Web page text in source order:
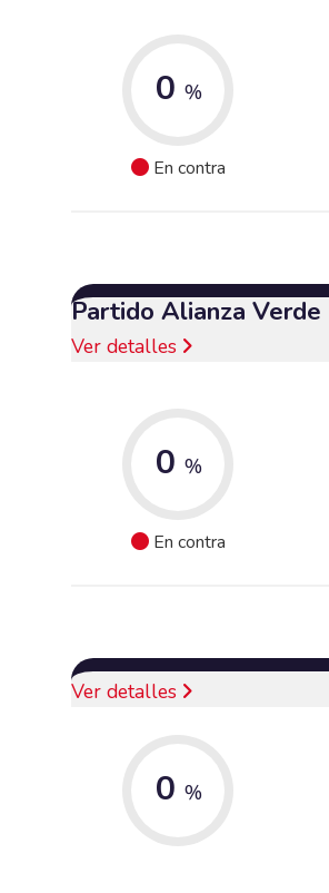
0 %
En contra
Partido Alianza Verde
Ver detalles
0 %
En contra
Ver detalles
0 %